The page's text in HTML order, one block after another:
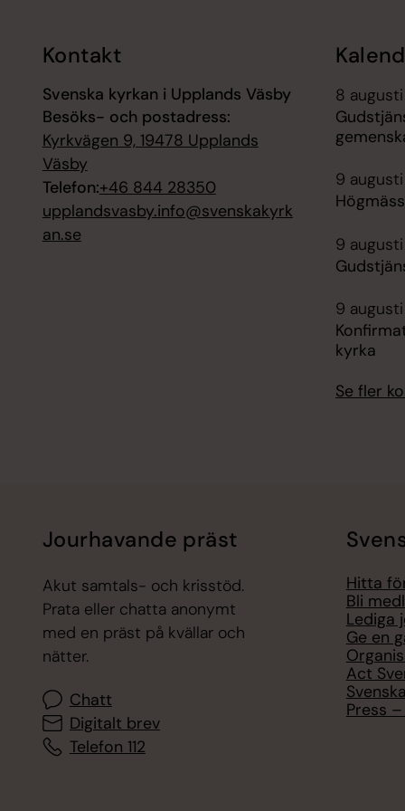
Kontakt
Svenska kyrkan i Upplands Väsby
Besöks- och postadress:
Kyrkvägen 9, 19478 Upplands
Väsby
Telefon:+46 844 28350
upplandsvasby.info@svenskakyrk
an.se
8
9 augusti
9 augusti
9 augusti
kyrka
Se fler
Jourhavande präst
Akut samtals- och krisstöd.
Prata eller chatta anonymt
med en präst på kvällar och
nätter.
Chatt
Digitalt brev
Telefon 112
Hitta
Bli
Lediga
Ge en
Act
Press